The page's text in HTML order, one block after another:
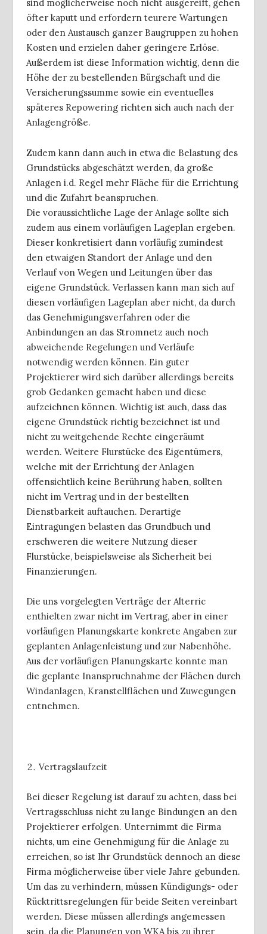
sind möglicherweise noch nicht ausgereift, gehen
öfter kaputt und erfordern teurere Wartungen
oder den Austausch ganzer Baugruppen zu hohen
Kosten und erzielen daher geringere Erlöse.
Außerdem ist diese Information wichtig, denn die
Höhe der zu bestellenden Bürgschaft und die
Versicherungssumme sowie ein eventuelles
späteres Repowering richten sich auch nach der
Anlagengröße.
Zudem kann dann auch in etwa die Belastung des
Grundstücks abgeschätzt werden, da große
Anlagen i.d. Regel mehr Fläche für die Errichtung
und die Zufahrt beanspruchen.
Die voraussichtliche Lage der Anlage sollte sich
zudem aus einem vorläufigen Lageplan ergeben.
Dieser konkretisiert dann vorläufig zumindest
den etwaigen Standort der Anlage und den
Verlauf von Wegen und Leitungen über das
eigene Grundstück. Verlassen kann man sich auf
diesen vorläufigen Lageplan aber nicht, da durch
das Genehmigungsverfahren oder die
Anbindungen an das Stromnetz auch noch
abweichende Regelungen und Verläufe
notwendig werden können. Ein guter
Projektierer wird sich darüber allerdings bereits
grob Gedanken gemacht haben und diese
aufzeichnen können. Wichtig ist auch, dass das
eigene Grundstück richtig bezeichnet ist und
nicht zu weitgehende Rechte eingeräumt
werden. Weitere Flurstücke des Eigentümers,
welche mit der Errichtung der Anlagen
offensichtlich keine Berührung haben, sollten
nicht im Vertrag und in der bestellten
Dienstbarkeit auftauchen. Derartige
Eintragungen belasten das Grundbuch und
erschweren die weitere Nutzung dieser
Flurstücke, beispielsweise als Sicherheit bei
Finanzierungen.
Die uns vorgelegten Verträge der Alterric
enthielten zwar nicht im Vertrag, aber in einer
vorläufigen Planungskarte konkrete Angaben zur
geplanten Anlagenleistung und zur Nabenhöhe.
Aus der vorläufigen Planungskarte konnte man
die geplante Inanspruchnahme der Flächen durch
Windanlagen, Kranstellflächen und Zuwegungen
entnehmen.
Vertragslaufzeit
Bei dieser Regelung ist darauf zu achten, dass bei
Vertragsschluss nicht zu lange Bindungen an den
Projektierer erfolgen. Unternimmt die Firma
nichts, um eine Genehmigung für die Anlage zu
erreichen, so ist Ihr Grundstück dennoch an diese
Firma möglicherweise über viele Jahre gebunden.
Um das zu verhindern, müssen Kündigungs- oder
Rücktrittsregelungen für beide Seiten vereinbart
werden. Diese müssen allerdings angemessen
sein, da die Planungen von WKA bis zu ihrer